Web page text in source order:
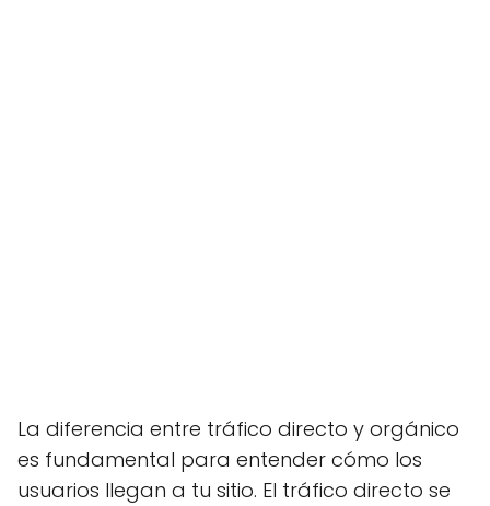
La diferencia entre tráfico directo y orgánico
es fundamental para entender cómo los
usuarios llegan a tu sitio. El tráfico directo se